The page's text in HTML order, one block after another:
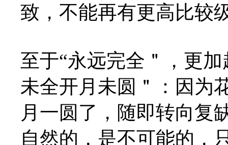
致，不能再有更高比较
至于“永远完全＂，更
未全开月未圆＂：因为
月一圆了，随即转向复
自然的，是不可能的，